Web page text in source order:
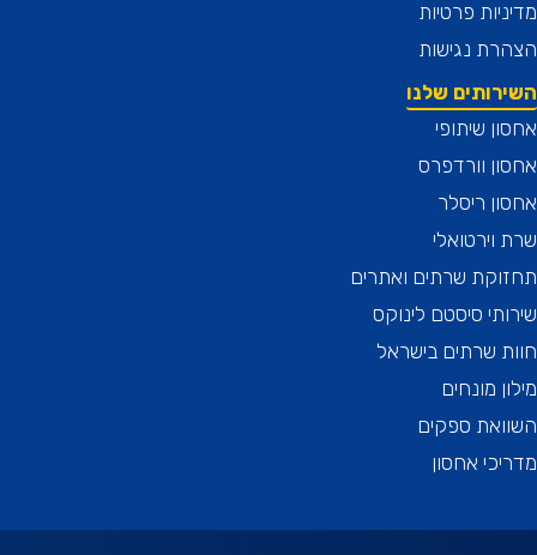
פרטיות
נגישות
שלנו
שיתופי
וורדפרס
ריסלר
שרתים ואתרים
סיסטם לינוקס
שרתים בישראל
מונחים
ספקים
אחסון